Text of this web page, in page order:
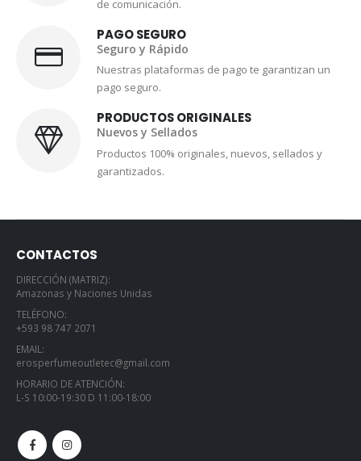
de comunicación.
PAGO SEGURO
Seguro y Rápido
Nuestras plataformas de pago te garantizan un
pago seguro.
PRODUCTOS ORIGINALES
Nuevos y Sellados
Productos 100% originales, nuevos, sellados y
garantizados.
CONTACTOS
DIRECCIÓN (MATRIZ):
Amazonas y Naciones Unidas
TELÉFONO:
+593 98 747 2071
EMAIL:
erosperfumeoutletec@gmail.com
HORARIO DE ATENCIÓN:
L-S 10:00-19:30 D 11:00-18:00